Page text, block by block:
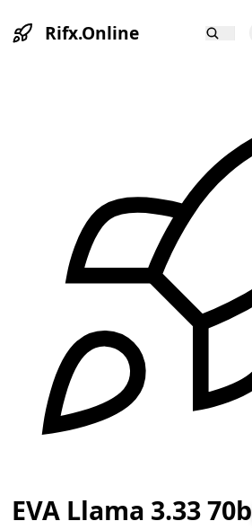
Rifx.Online
EVA Llama 3.33 70b